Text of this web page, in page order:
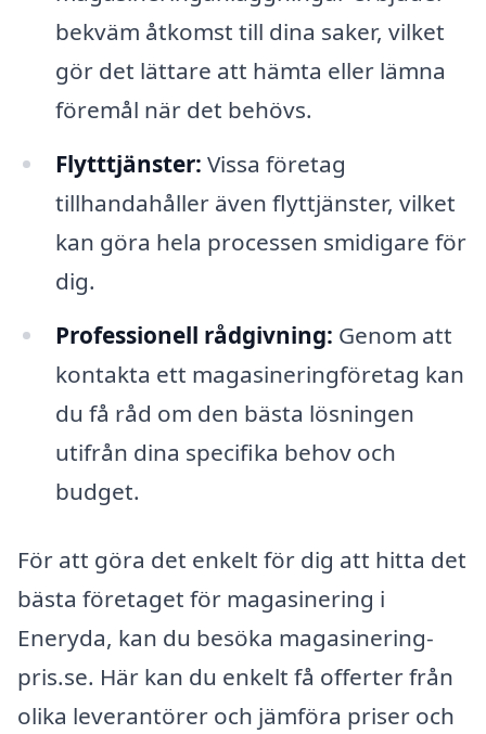
bekväm åtkomst till dina saker, vilket
gör det lättare att hämta eller lämna
föremål när det behövs.
Flytttjänster: Vissa företag
tillhandahåller även flyttjänster, vilket
kan göra hela processen smidigare för
dig.
Professionell rådgivning: Genom att
kontakta ett magasineringföretag kan
du få råd om den bästa lösningen
utifrån dina specifika behov och
budget.
För att göra det enkelt för dig att hitta det
bästa företaget för magasinering i
Eneryda, kan du besöka magasinering-
pris.se. Här kan du enkelt få offerter från
olika leverantörer och jämföra priser och